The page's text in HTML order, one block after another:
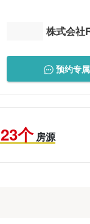
株式会社
预约专
23个房源